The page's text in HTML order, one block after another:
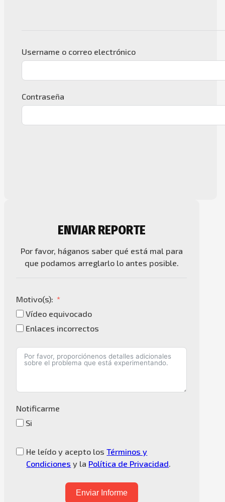
Username o correo electrónico
Contraseña
ENVIAR REPORTE
Por favor, háganos saber qué está mal para
que podamos arreglarlo lo antes posible.
Motivo(s):
Vídeo equivocado
Enlaces incorrectos
Notificarme
Si
He leído y acepto losTérminos y
Condiciones y la Política de Privacidad
Enviar Informe